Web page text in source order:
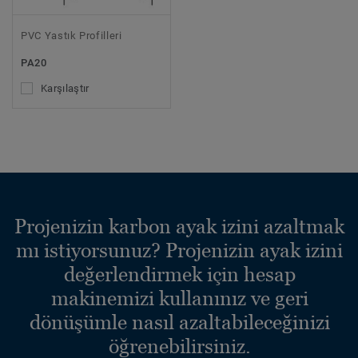
PVC Yastık Profilleri
PA20
Karşılaştır
Projenizin karbon ayak izini azaltmak
mı istiyorsunuz? Projenizin ayak izini
değerlendirmek için hesap
makinemizi kullanınız ve geri
dönüşümle nasıl azaltabileceğinizi
öğrenebilirsiniz.